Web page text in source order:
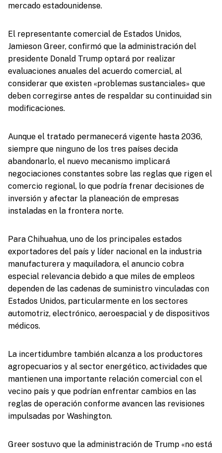
mercado estadounidense.
El representante comercial de Estados Unidos,
Jamieson Greer, confirmó que la administración del
presidente Donald Trump optará por realizar
evaluaciones anuales del acuerdo comercial, al
considerar que existen «problemas sustanciales» que
deben corregirse antes de respaldar su continuidad sin
modificaciones.
Aunque el tratado permanecerá vigente hasta 2036,
siempre que ninguno de los tres países decida
abandonarlo, el nuevo mecanismo implicará
negociaciones constantes sobre las reglas que rigen el
comercio regional, lo que podría frenar decisiones de
inversión y afectar la planeación de empresas
instaladas en la frontera norte.
Para Chihuahua, uno de los principales estados
exportadores del país y líder nacional en la industria
manufacturera y maquiladora, el anuncio cobra
especial relevancia debido a que miles de empleos
dependen de las cadenas de suministro vinculadas con
Estados Unidos, particularmente en los sectores
automotriz, electrónico, aeroespacial y de dispositivos
médicos.
La incertidumbre también alcanza a los productores
agropecuarios y al sector energético, actividades que
mantienen una importante relación comercial con el
vecino país y que podrían enfrentar cambios en las
reglas de operación conforme avancen las revisiones
impulsadas por Washington.
Greer sostuvo que la administración de Trump «no está